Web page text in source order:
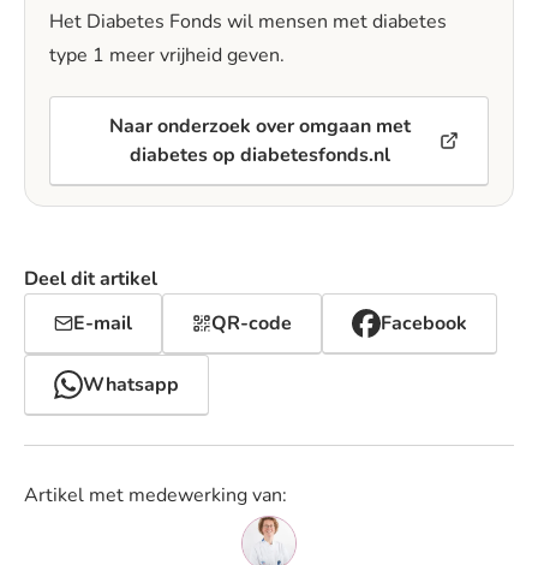
Het Diabetes Fonds wil mensen met diabetes
type 1 meer vrijheid geven.
Naar onderzoek over omgaan met
diabetes op diabetesfonds.nl
Deel dit artikel
E-mail
QR-code Facebook
Whatsapp
Artikel met medewerking van: